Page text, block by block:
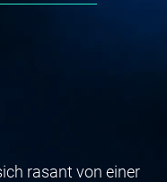
rasant von einer